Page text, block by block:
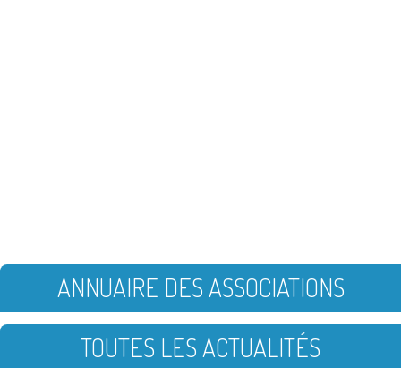
ANNUAIRE DES ASSOCIATIONS
TOUTES LES ACTUALITÉS